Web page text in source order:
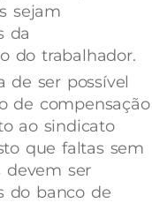
sejam
da
do trabalhador.
de ser possível
de compensação
ao sindicato
que faltas sem
devem ser
do banco de